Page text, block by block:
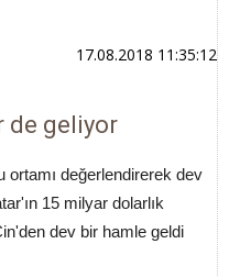
17.08.2018 11:35:12
de geliyor
ortamı değerlendirerek dev
15 milyar dolarlık
dev bir hamle geldi